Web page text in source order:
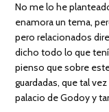
No me lo he
enamora un tema,
pero relacionados
dicho todo lo que
pienso que sobre
guardadas, que tal
palacio de Godoy y